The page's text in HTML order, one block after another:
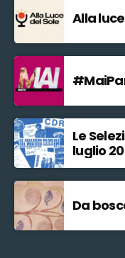
Alla
Le
luglio
Da